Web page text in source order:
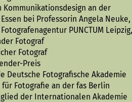
Kommunikationsdesign an der
bei Professorin Angela Neuke,
PUNCTUM Leipzig,
Fotograf
Fotograf
Preis
Deutsche Fotografische Akademie
Fotografie an der fas Berlin
der Internationalen Akademie